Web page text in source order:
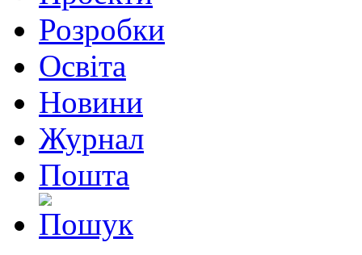
Розробки
Освіта
Новини
Журнал
Пошта